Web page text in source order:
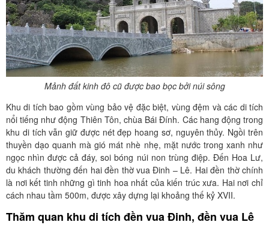
Mảnh đất kinh đô cũ được bao bọc bởi núi sông
Khu di tích bao gồm vùng bảo vệ đặc biệt, vùng đệm và các di tích
nổi tiếng như động Thiên Tôn, chùa Bái Đính. Các hang động trong
khu di tích vẫn giữ được nét đẹp hoang sơ, nguyên thủy. Ngồi trên
thuyền dạo quanh mà gió mát nhè nhẹ, mặt nước trong xanh như
ngọc nhìn được cả đáy, soi bóng núi non trùng điệp. Đến Hoa Lư,
du khách thường đến hai đền thờ vua Đinh – Lê. Hai đền thờ chính
là nơi kết tinh những gì tinh hoa nhất của kiến trúc xưa. Hai nơi chỉ
cách nhau tầm 500m, được xây dựng lại khoảng thế kỷ XVII.
Thăm quan khu di tích đền vua Đinh, đền vua Lê